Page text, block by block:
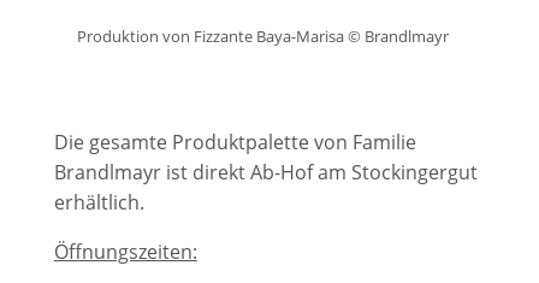
Produktion von Fizzante Baya-Marisa © Brandlmayr
Die gesamte Produktpalette von Familie
Brandlmayr ist direkt Ab-Hof am Stockingergut
erhältlich.
Öffnungszeiten: